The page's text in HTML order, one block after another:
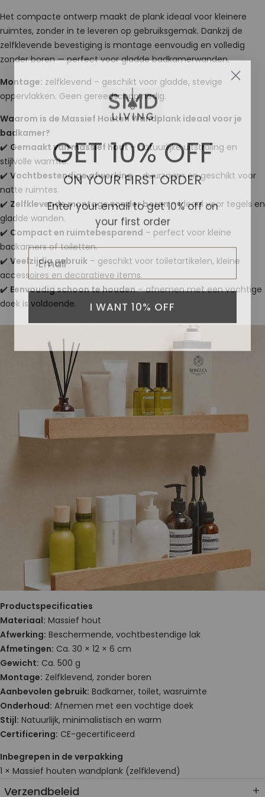
Het compacte ontwerp maakt de plank ideaal voor kleinere
ruimtes, zonder in te leveren op gebruiksgemak. Dankzij de
zelfklevende bevestiging is montage eenvoudig en volledig
zonder boren — perfect voor gladde badkamerwanden.
Montage: zelfklevend – geschikt voor gladde, stevige
oppervlakken. Geen gereedschap nodig.
Waarom is de Massief Houten Wandplank ideaal voor je
badkamer?
✔️ Gemaakt van massief hout– natuurlijke uitstraling en
stijlvolle warmte.
✔️ Vochtbestendige afwerking– duurzaam en geschikt voor
natte ruimtes.
✔️ Zelfklevende montage zonder boren– ideaal voor tegels en
gladde wanden.
✔️ Compact en ruimtebesparend – perfect voor kleine
badkamers of toiletten.
✔️ Veelzijdig gebruik – geschikt voor toiletartikelen, kleine
accessoires en decoratieve items.
✔️ Eenvoudig schoon te houden– afnemen met een vochtige
doek is voldoende.
Productspecificaties
Materiaal: Massief hout
Afwerking: Beschermende, vochtbestendige lak
Afmetingen: Ca. 30 × 12 × 6 cm
Gewicht: Ca. 500 g
Montage: Zelfklevend, zonder boren
Aanbevolen gebruik: Badkamer, toilet, wasruimte
Onderhoud: Afnemen met een vochtige doek
Stijl: Natuurlijk, minimalistisch en warm
Certificering: CE-gecertificeerd
Inbegrepen in de verpakking
1 × Massief houten wandplank (zelfklevend)
Verzendbeleid
GET 10% OFF
ON YOUR FIRST ORDER
Enter your email to get 10% off on
your first order
Email
I WANT 10% OFF